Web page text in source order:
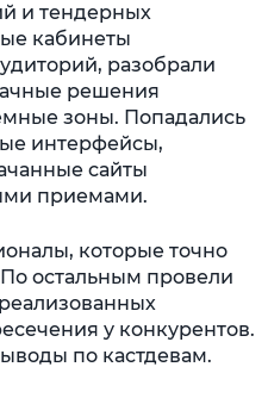
и тендерных
кабинеты
разобрали
решения
зоны. Попадались
интерфейсы,
сайты
приемами.
которые точно
остальным провели
у конкурентов.
по кастдевам.